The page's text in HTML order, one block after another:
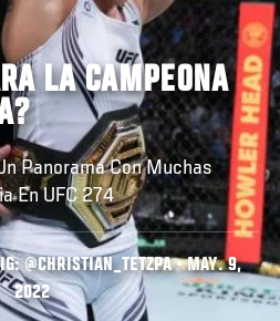
LA CAMPEONA
Panorama Con Muchas
En UFC 274
@CHRISTIAN_TETZPA • MAY. 9,
2022